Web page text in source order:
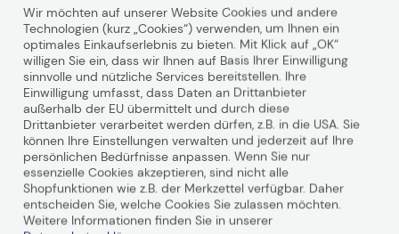
Produktbeschreibung
Das tesa extra Power Universal ist als
gewebeverstärktes Folienband der Problemlöser für
Haushalt und Hobby. Für schnelle und einfache
Lösungen.
Wir möchten auf unserer Website Cookies und andere
Technologien (kurz „Cookies“) verwenden, um Ihnen ein
optimales Einkaufserlebnis zu bieten. Mit Klick auf „OK“
willigen Sie ein, dass wir Ihnen auf Basis Ihrer Einwilligung
sinnvolle und nützliche Services bereitstellen. Ihre
Einwilligung umfasst, dass Daten an Drittanbieter
außerhalb der EU übermittelt und durch diese
Drittanbieter verarbeitet werden dürfen, z.B. in die USA. Sie
können Ihre Einstellungen verwalten und jederzeit auf Ihre
persönlichen Bedürfnisse anpassen. Wenn Sie nur
essenzielle Cookies akzeptieren, sind nicht alle
Shopfunktionen wie z.B. der Merkzettel verfügbar. Daher
entscheiden Sie, welche Cookies Sie zulassen möchten.
Weitere Informationen finden Sie in unserer